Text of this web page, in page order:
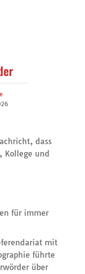
dass
Kollege und
für immer
mit
führte
über